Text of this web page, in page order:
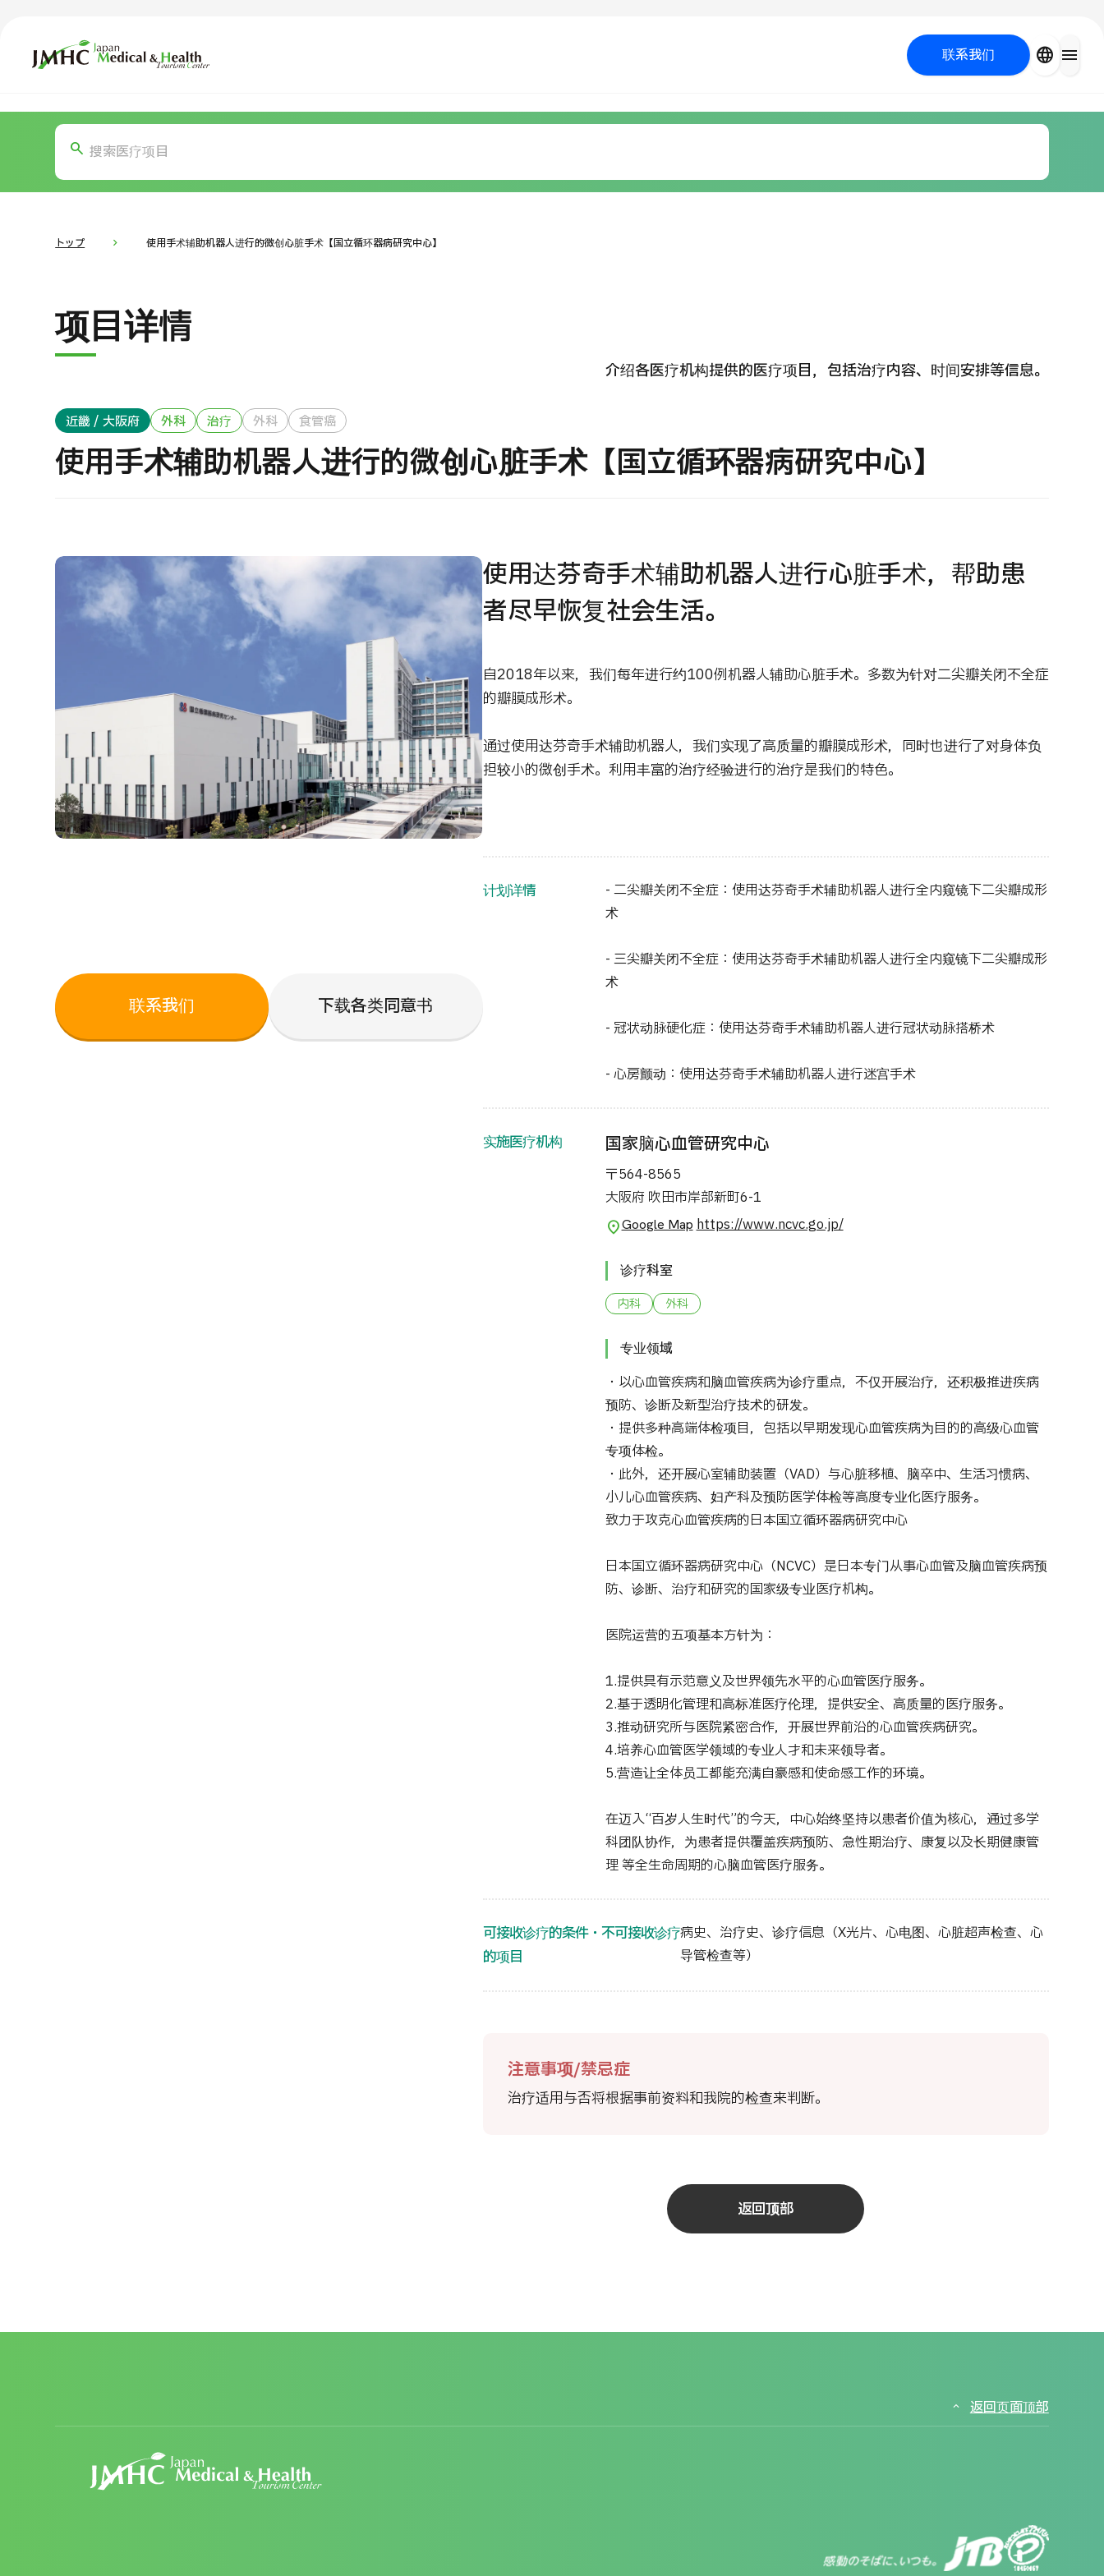
日本医疗健康雅旅中心（JMHC）
联系我们 language menu
TOP
就诊流程
医疗项目检索
按部位・疾病搜索
日语 英语 汉语 越南语
联系我们
JMHC-A综合体检 <含胃镜检查＞・男性【东京・八
重洲综合健康检查中心】
健診 健診 健診 2026.01.12
トップ 使用手术辅助机器人进行的微创心脏手术【国立循环器病研究中心】
项目详情
介绍各医疗机构提供的医疗项目，包括治疗内容、时间安排等信息。
近畿 / 大阪府 外科 治疗 外科 食管癌
使用手术辅助机器人进行的微创心脏手术【国立循环器病研究中心】
联系我们 下载各类同意书
使用达芬奇手术辅助机器人进行心脏手术，帮助患
者尽早恢复社会生活。
自2018年以来，我们每年进行约100例机器人辅助心脏手术。多数为针对二尖瓣关闭不全症
的瓣膜成形术。
通过使用达芬奇手术辅助机器人，我们实现了高质量的瓣膜成形术，同时也进行了对身体负
担较小的微创手术。利用丰富的治疗经验进行的治疗是我们的特色。
计划详情
- 二尖瓣关闭不全症：使用达芬奇手术辅助机器人进行全内窥镜下二尖瓣成形
术
- 三尖瓣关闭不全症：使用达芬奇手术辅助机器人进行全内窥镜下二尖瓣成形
术
- 冠状动脉硬化症：使用达芬奇手术辅助机器人进行冠状动脉搭桥术
- 心房颤动：使用达芬奇手术辅助机器人进行迷宫手术
实施医疗机构 国家脑心血管研究中心
〒564-8565
大阪府 吹田市岸部新町6-1
Google Map https://www.ncvc.go.jp/
诊疗科室
内科 外科
专业领域
・以心血管疾病和脑血管疾病为诊疗重点，不仅开展治疗，还积极推进疾病
预防、诊断及新型治疗技术的研发。
・提供多种高端体检项目，包括以早期发现心血管疾病为目的的高级心血管
专项体检。
・此外，还开展心室辅助装置（VAD）与心脏移植、脑卒中、生活习惯病、
小儿心血管疾病、妇产科及预防医学体检等高度专业化医疗服务。
致力于攻克心血管疾病的日本国立循环器病研究中心
日本国立循环器病研究中心（NCVC）是日本专门从事心血管及脑血管疾病预
防、诊断、治疗和研究的国家级专业医疗机构。
医院运营的五项基本方针为：
1.提供具有示范意义及世界领先水平的心血管医疗服务。
2.基于透明化管理和高标准医疗伦理，提供安全、高质量的医疗服务。
3.推动研究所与医院紧密合作，开展世界前沿的心血管疾病研究。
4.培养心血管医学领域的专业人才和未来领导者。
5.营造让全体员工都能充满自豪感和使命感工作的环境。
在迈入“百岁人生时代”的今天，中心始终坚持以患者价值为核心，通过多学
科团队协作，为患者提供覆盖疾病预防、急性期治疗、康复以及长期健康管
理 等全生命周期的心脑血管医疗服务。
可接收诊疗的条件・不可接收诊疗
的项目
病史、治疗史、诊疗信息（X光片、心电图、心脏超声检查、心
导管检查等）
注意事项/禁忌症
治疗适用与否将根据事前资料和我院的检查来判断。
返回顶部
返回页面顶部